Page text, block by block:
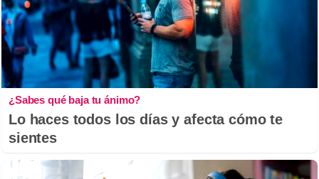
¿Sabes qué baja tu ánimo?
Lo haces todos los días y afecta cómo te
sientes